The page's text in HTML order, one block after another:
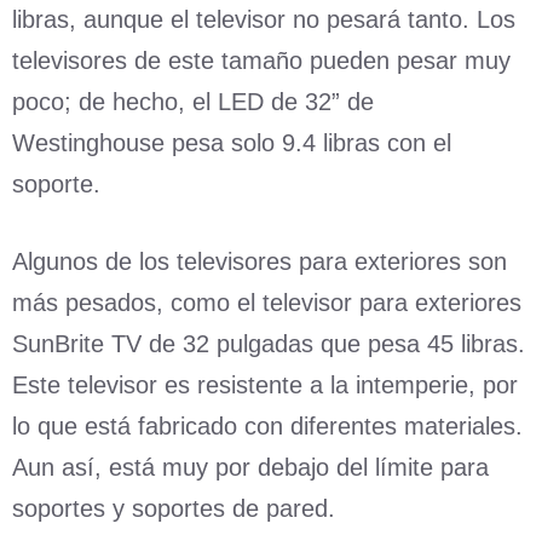
libras, aunque el televisor no pesará tanto. Los
televisores de este tamaño pueden pesar muy
poco; de hecho, el LED de 32” de
Westinghouse pesa solo 9.4 libras con el
soporte.
Algunos de los televisores para exteriores son
más pesados, como el televisor para exteriores
SunBrite TV de 32 pulgadas que pesa 45 libras.
Este televisor es resistente a la intemperie, por
lo que está fabricado con diferentes materiales.
Aun así, está muy por debajo del límite para
soportes y soportes de pared.